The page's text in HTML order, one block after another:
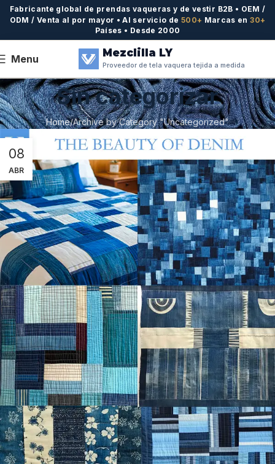
Fabricante global de prendas vaqueras y de vestir B2B • OEM /
ODM / Venta al por mayor • Al servicio de 500+ Marcas en30+
Países • Desde 2000
Menu Mezclilla LY
Proveedor de tela vaquera tejida a medida
Sin categorizar
Home Archive by Category "Uncategorized"
08
ABR